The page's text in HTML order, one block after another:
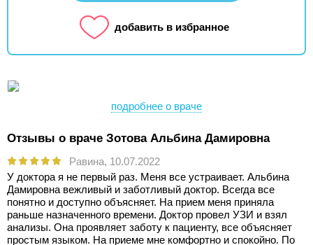
добавить в избранное
подробнее о враче
Отзывы о враче Зотова Альбина Дамировна
Равина, 10.07.2022
У доктора я не первый раз. Меня все устраивает. Альбина
Дамировна вежливый и заботливый доктор. Всегда все
понятно и доступно объясняет. На прием меня приняла
раньше назначенного времени. Доктор провел УЗИ и взял
анализы. Она проявляет заботу к пациенту, все объясняет
простым языком. На приеме мне комфортно и спокойно. По